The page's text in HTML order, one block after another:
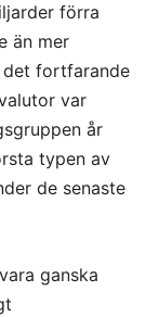
förra
än mer
det fortfarande
var
år
typen av
de senaste
ganska